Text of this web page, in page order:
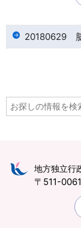
20180629
地方独立行
〒511-